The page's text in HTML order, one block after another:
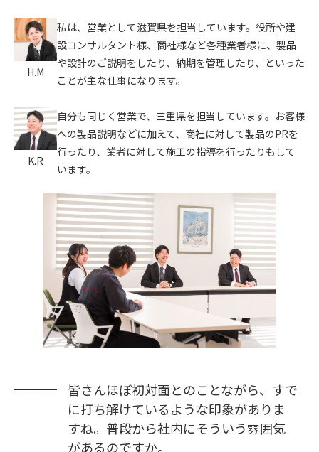
H.M
私は、営業として滋賀県を担当しています。役所や建
設コンサルタント様、商社様など各種業者様に、製品
や設計のご説明をしたり、納期を管理したり、といった
ことが主な仕事になります。
K.R
自分も同じく営業で、三重県を担当しています。お客様
への製品説明などに加えて、商社に対して製品のPRを
行ったり、業者に対して施工の指導を行ったりもして
います。
皆さんほぼ初対面とのことながら、すで
に打ち解けているような印象がありま
すね。普段から社内にそういう雰囲気
があるのですか。